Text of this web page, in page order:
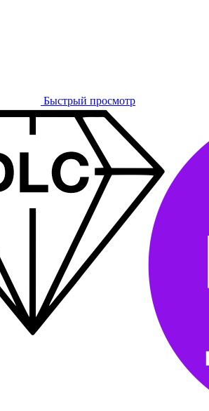
Быстрый просмотр